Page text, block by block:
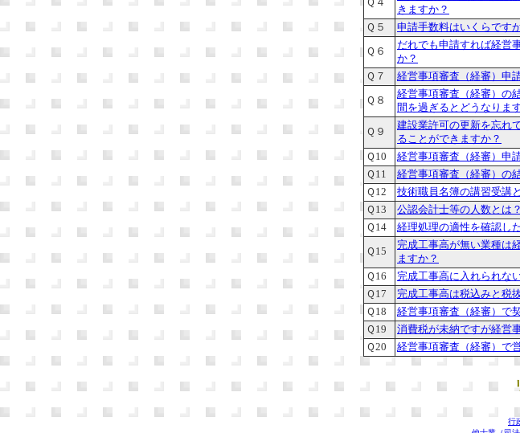
きますか？
Ｑ５
申請手数料はいくらです
Ｑ６
だれでも申請すれば経営
か？
Ｑ７
経営事項審査（経審）申
Ｑ８
経営事項審査（経審）の
間を過ぎるとどうなりま
Ｑ９
建設業許可の更新を忘れ
ることができますか？
Ｑ10
経営事項審査（経審）申
Ｑ11
経営事項審査（経審）の
Ｑ12
技術職員名簿の講習受講
Ｑ13
公認会計士等の人数とは？
Ｑ14
経理処理の適性を確認し
Ｑ15
完成工事高が無い業種は
ますか？
Ｑ16
完成工事高に入れられな
Ｑ17
完成工事高は税込みと税
Ｑ18
経営事項審査（経審）で
Ｑ19
消費税が未納ですが経営
Ｑ20
経営事項審査（経審）で
行